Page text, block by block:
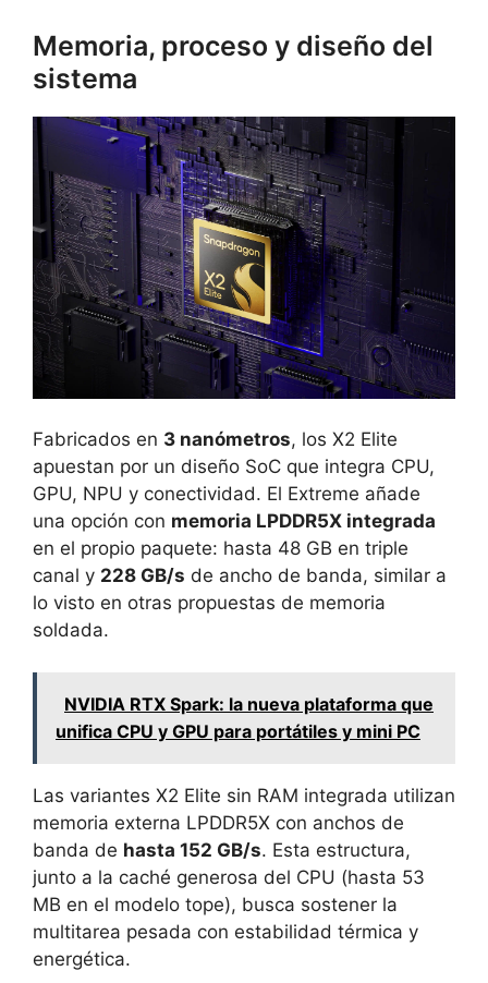
Memoria, proceso y diseño del
sistema
Fabricados en 3 nanómetros, los X2 Elite
apuestan por un diseño SoC que integra CPU,
GPU, NPU y conectividad. El Extreme añade
una opción con memoria LPDDR5X integrada
en el propio paquete: hasta 48 GB en triple
canal y 228 GB/s de ancho de banda, similar a
lo visto en otras propuestas de memoria
soldada.
NVIDIA RTX Spark: la nueva plataforma que
unifica CPU y GPU para portátiles y mini PC
Las variantes X2 Elite sin RAM integrada utilizan
memoria externa LPDDR5X con anchos de
banda de hasta 152 GB/s. Esta estructura,
junto a la caché generosa del CPU (hasta 53
MB en el modelo tope), busca sostener la
multitarea pesada con estabilidad térmica y
energética.